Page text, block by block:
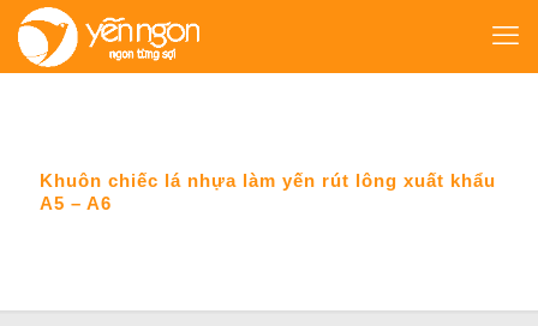
Khuôn chiếc lá nhựa làm yến rút lông xuất khẩu
A5 – A6